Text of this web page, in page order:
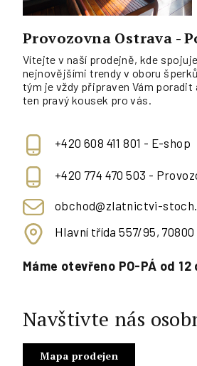
Provozovna Ostrava -
Vítejte v naší prodejně, kde
nejnovějšími trendy v oboru
tým je vždy připraven Vám poradit
ten pravý kousek pro vás.
+420 608 411 801 - E-shop
+420 774 470 503 -
obchod@zlatnictvi-
Hlavní třída 557/95,
Máme otevřeno PO-PÁ od 12
Navštivte nás
Mapa prodejen